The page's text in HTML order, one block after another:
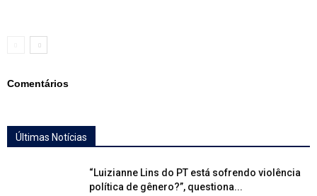
Comentários
Últimas Notícias
“Luizianne Lins do PT está sofrendo violência
política de gênero?”, questiona...